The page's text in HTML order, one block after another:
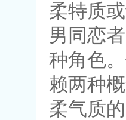
柔特质
男同恋
种角色
赖两种
柔气质的